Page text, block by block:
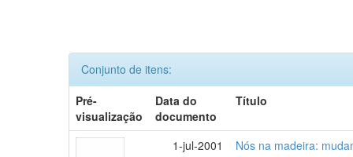
Conjunto de itens:
Pré-
visualização
Data do
documento
Título
1-jul-2001
Nós na madeira: